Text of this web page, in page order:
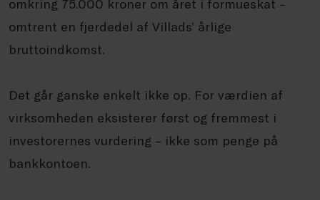
omkring 75.000 kroner om året i formueskat –
omtrent en fjerdedel af Villads’ årlige
bruttoindkomst.
Det går ganske enkelt ikke op. For værdien af
virksomheden eksisterer først og fremmest i
investorernes vurdering – ikke som penge på
bankkontoen.